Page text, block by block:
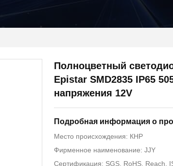
Полноцветный
Epistar SMD2835 IP65
напряжения 12V
Подробная информация о
Место происхождения: КНР
Фирменное наименование: JJY
Сертификация: SGS, RoHS, Reach,